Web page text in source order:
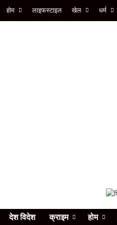
होम लाइफस्टाइल खेल धर्म
देश विदेश क्राइम होम